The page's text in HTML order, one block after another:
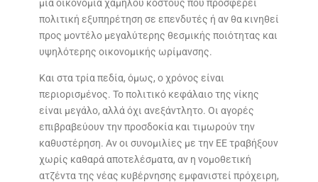
μια οικονομία χαμηλού κόστους που προσφέρει
πολιτική εξυπηρέτηση σε επενδυτές ή αν θα κινηθεί
προς μοντέλο μεγαλύτερης θεσμικής ποιότητας και
υψηλότερης οικονομικής ωρίμανσης.
Και στα τρία πεδία, όμως, ο χρόνος είναι
περιορισμένος. Το πολιτικό κεφάλαιο της νίκης
είναι μεγάλο, αλλά όχι ανεξάντλητο. Οι αγορές
επιβραβεύουν την προσδοκία και τιμωρούν την
καθυστέρηση. Αν οι συνομιλίες με την ΕΕ τραβήξουν
χωρίς καθαρά αποτελέσματα, αν η νομοθετική
ατζέντα της νέας κυβέρνησης εμφανιστεί πρόχειρη,